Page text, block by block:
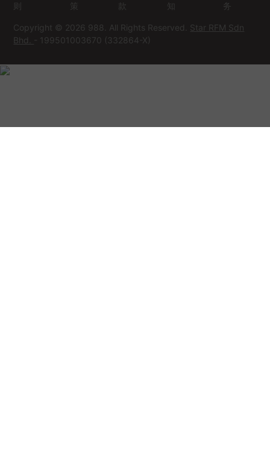
Copyright © 2026 988. All Rights Reserved. Star RFM Sdn
Bhd.
- 199501003670 (332864-X)
则
策
款
知
务